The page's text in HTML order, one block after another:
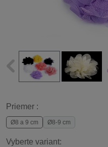
Priemer :
Ø8 a 9 cm Ø8-9 cm
Vyberte variant: